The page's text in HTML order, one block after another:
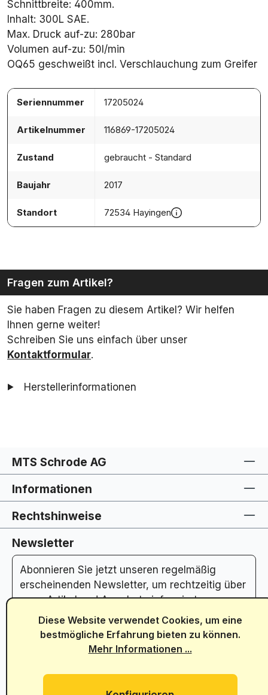
Schnittbreite: 400mm.
Inhalt: 300L SAE.
Max. Druck auf-zu: 280bar
Volumen auf-zu: 50l/min
OQ65 geschweißt incl. Verschlauchung zum Greifer
Seriennummer 17205024
Artikelnummer 116869-17205024
Zustand gebraucht - Standard
Baujahr 2017
Standort 72534 Hayingen
Fragen zum Artikel?
Sie haben Fragen zu diesem Artikel? Wir helfen
Ihnen gerne weiter!
Schreiben Sie uns einfach über unser
Kontaktformular.
Herstellerinformationen
MTS Schrode AG
Informationen
Rechtshinweise
Newsletter
Abonnieren Sie jetzt unseren regelmäßig
erscheinenden Newsletter, um rechtzeitig über
neue Artikel und Angebote informiert zu
werden.
Abonnieren Sie hier unseren Newsletter
Diese Website verwendet Cookies, um eine
bestmögliche Erfahrung bieten zu können.
Mehr Informationen ...